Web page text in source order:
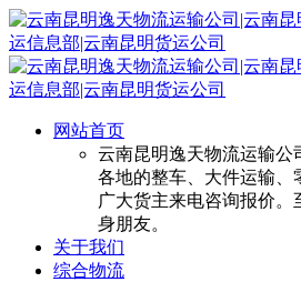
网站首页
云南昆明逸天物流运输公
各地的整车、大件运输、
广大货主来电咨询报价
身朋友。
关于我们
综合物流